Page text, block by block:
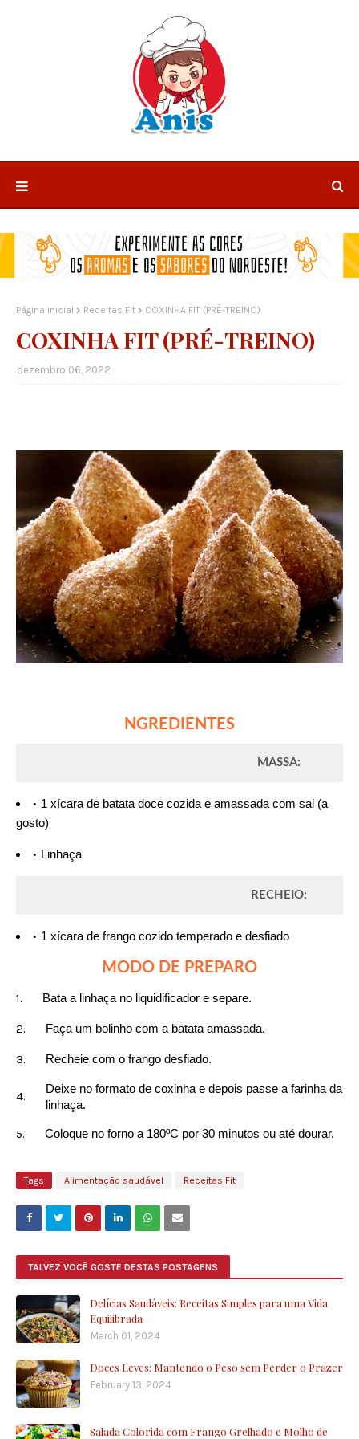
Página inicial Receitas Fit COXINHA FIT (PRÉ-TREINO)
COXINHA FIT (PRÉ-TREINO)
dezembro 06, 2022
NGREDIENTES
MASSA:
1 xícara de batata doce cozida e amassada com sal (a
gosto)
Linhaça
RECHEIO:
1 xícara de frango cozido temperado e desfiado
MODO DE PREPARO
Bata a linhaça no liquidificador e separe.
Faça um bolinho com a batata amassada.
Recheie com o frango desfiado.
Deixe no formato de coxinha e depois passe a farinha da
linhaça.
Coloque no forno a 180ºC por 30 minutos ou até dourar.
Tags Alimentação saudável Receitas Fit
TALVEZ VOCÊ GOSTE DESTAS POSTAGENS
Delícias Saudáveis: Receitas Simples para uma Vida
Equilibrada
March 01, 2024
Doces Leves: Mantendo o Peso sem Perder o Prazer
February 13, 2024
Salada Colorida com Frango Grelhado e Molho de